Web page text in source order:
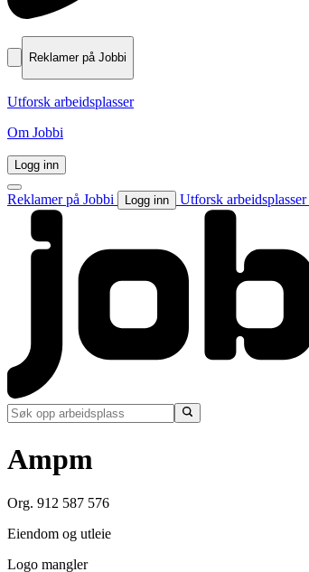
Reklamer på Jobbi
Utforsk arbeidsplasser
Om Jobbi
Logg inn
Reklamer på Jobbi Logg inn Utforsk arbeidsplasser
Ampm
Org. 912 587 576
Eiendom og utleie
Logo mangler